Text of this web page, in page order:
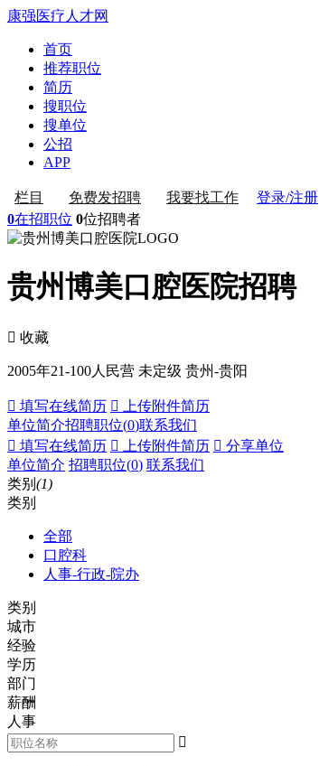
康强医疗人才网
首页
推荐职位
简历
搜职位
搜单位
公招
APP
栏目 免费发招聘 我要找工作
登录/注册
0在招职位 0位招聘者
贵州博美口腔医院招聘
 收藏
2005年21-100人 民营 未定级 贵州-贵阳
 填写在线简历  上传附件简历
单位简介招聘职位(0)联系我们
 填写在线简历  上传附件简历  分享单位
单位简介 招聘职位(0) 联系我们
类别 (1)
类别
全部
口腔科
人事-行政-院办
类别
城市
经验
学历
部门
薪酬
人事
